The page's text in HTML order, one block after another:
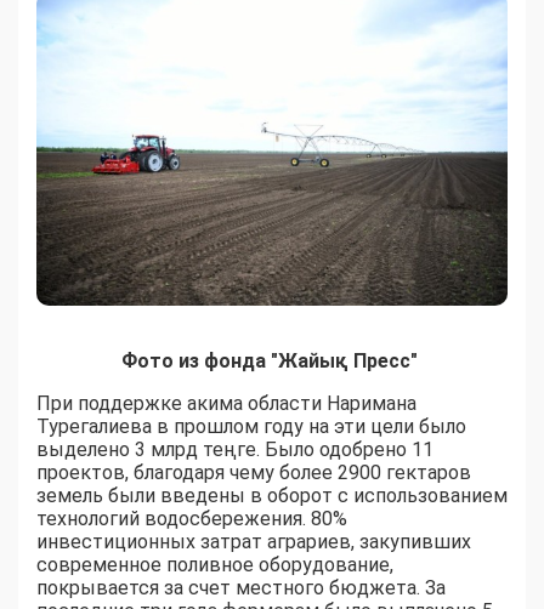
Фото из фонда "Жайық Пресс"
При поддержке акима области Наримана
Турегалиева в прошлом году на эти цели было
выделено 3 млрд теңге. Было одобрено 11
проектов, благодаря чему более 2900 гектаров
земель были введены в оборот с использованием
технологий водосбережения. 80%
инвестиционных затрат аграриев, закупивших
современное поливное оборудование,
покрывается за счет местного бюджета. За